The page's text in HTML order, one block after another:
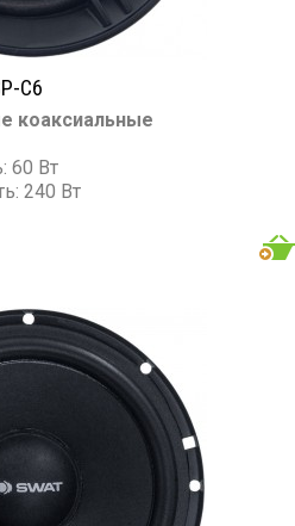
C6
коаксиальные
60 Вт
240 Вт
Гц